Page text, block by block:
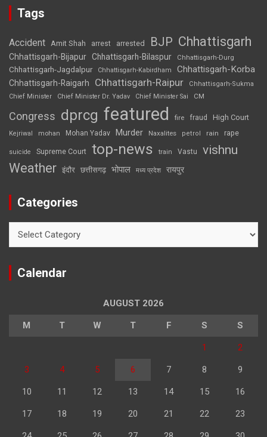
Tags
Accident Amit Shah arrest arrested BJP Chhattisgarh
Chhattisgarh-Bijapur Chhattisgarh-Bilaspur Chhattisgarh-Durg
Chhattisgarh-Jagdalpur Chhattisgarh-Kabirdham Chhattisgarh-Korba
Chhattisgarh-Raigarh Chhattisgarh-Raipur
Chhattisgarh-Sukma
Chief Minister
Chief Minister Dr. Yadav Chief Minister Sai CM
Congress dprcg featured fire fraud High Court
Kejriwal mohan Mohan Yadav Murder Naxalites petrol rain rape
suicide Supreme Court top-news train Vastu vishnu
Weather इंदौर छत्तीसगढ़ भोपाल मध्य प्रदेश रायपुर
Categories
Calendar
AUGUST 2026
M T W T F S S
1 2
3 4 5 6 7 8 9
10 11 12 13 14 15 16
17 18 19 20 21 22 23